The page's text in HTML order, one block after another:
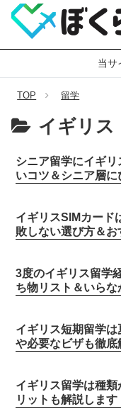
当サ
TOP 留学
イギリス
シニア留学にイギ
いコツ＆シニア層
イギリスSIMカード
敗しない選び方＆お
3度のイギリス留学
ち物リスト＆いら
イギリス短期留学
や必要なビザも徹底
イギリス留学は種
リットも解説します